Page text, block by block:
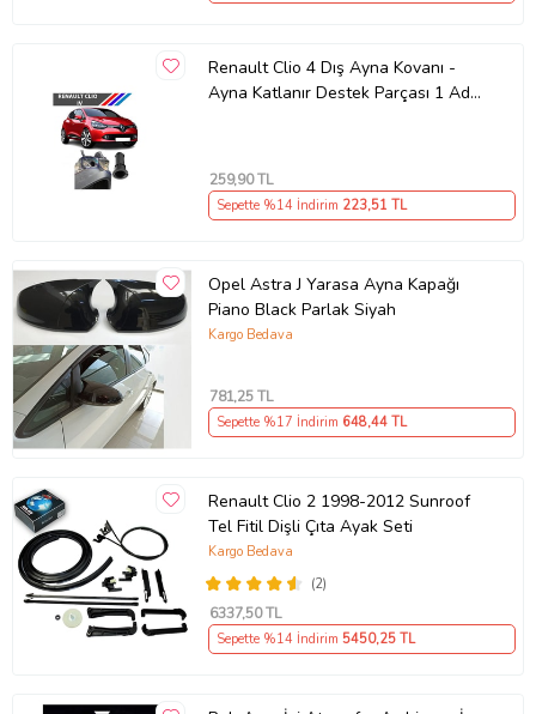
Renault Clio 4 Dış Ayna Kovanı -
Ayna Katlanır Destek Parçası 1 Adet
259,90 TL
Sepette %14 İndirim 223,51 TL
Opel Astra J Yarasa Ayna Kapağı
Piano Black Parlak Siyah
Kargo Bedava
781,25 TL
Sepette %17 İndirim 648,44 TL
Renault Clio 2 1998-2012 Sunroof
Tel Fitil Dişli Çıta Ayak Seti
(2)
Kargo Bedava
6337,50 TL
Sepette %14 İndirim 5450,25 TL